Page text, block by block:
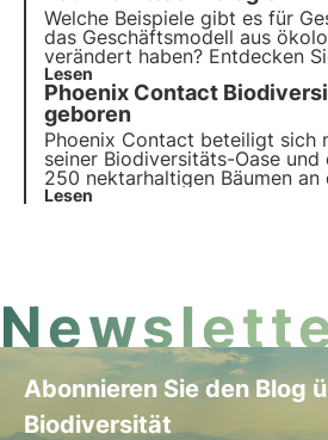
Welche Beispiele gibt es für
das Geschäftsmodell aus
verändert haben? Entdecken
die Rolle der Innovation beim
Übergang. Erfahren Sie mehr
Oasis, 3Bee's Digital Academy
Professionals.
Lesen
Phoenix Contact
geboren
Phoenix Contact beteiligt sich
seiner Biodiversitäts-Oase
250 nektarhaltigen Bäumen
Forschungsprojekt von 3Bee
Lesen
Abonnieren Sie den Blog
Biodiversität